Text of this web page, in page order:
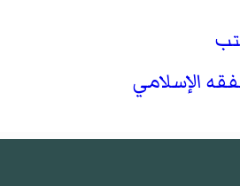
الإسلامي